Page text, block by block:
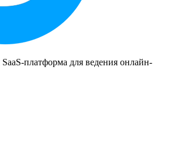
платформа для ведения онлайн-